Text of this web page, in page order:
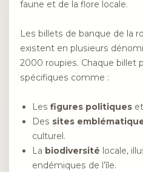
faune et de la flore locale.
Les billets de banque de la
existent en plusieurs
2000 roupies. Chaque billet
spécifiques comme :
Les figures politiques
Des sites
culturel.
La biodiversité locale,
endémiques de l’île.